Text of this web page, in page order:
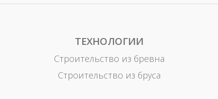
ТЕХНОЛОГИИ
Строительство из бревна
Строительство из бруса